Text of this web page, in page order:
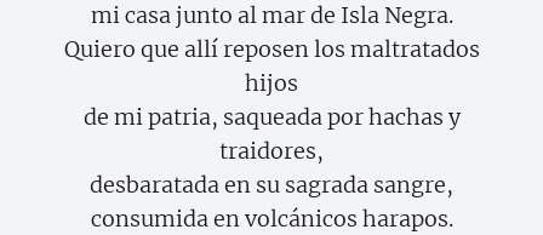
mi casa junto al mar de Isla Negra.
Quiero que allí reposen los maltratados
hijos
de mi patria, saqueada por hachas y
traidores,
desbaratada en su sagrada sangre,
consumida en volcánicos harapos.